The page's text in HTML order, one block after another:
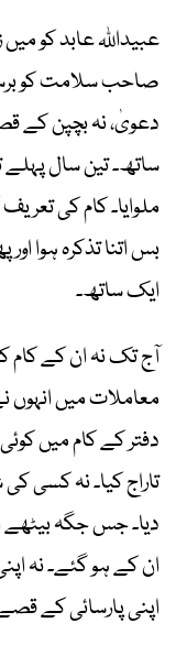
عبیداللہ عابد کو
صاحب سلامت کو
دعویٰ، نہ بچپن کے
ساتھ۔ تین سال پہلے
ملوایا۔ کام کی
بس اتنا تذکرہ ہوا
ایک ساتھ۔
آج تک نہ ان کے کام
معاملات میں انہوں
دفتر کے کام میں
تاراج کیا۔ نہ کسی
دیا۔ جس جگہ
ان کے ہو گئے۔ نہ
اپنی پارسائی کے